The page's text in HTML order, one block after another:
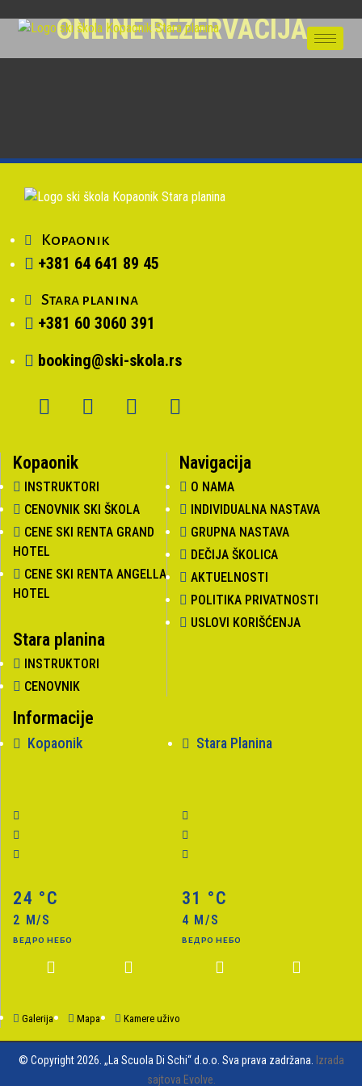
ONLINE REZERVACIJA
Kopaonik
+381 64 641 89 45
Stara planina
+381 60 3060 391
booking@ski-skola.rs
Kopaonik
INSTRUKTORI
CENOVNIK SKI ŠKOLA
CENE SKI RENTA GRAND
HOTEL
CENE SKI RENTA ANGELLA
HOTEL
Stara planina
INSTRUKTORI
CENOVNIK
Navigacija
O NAMA
INDIVIDUALNA NASTAVA
GRUPNA NASTAVA
DEČIJA ŠKOLICA
AKTUELNOSTI
POLITIKA PRIVATNOSTI
USLOVI KORIŠĆENJA
Informacije
Kopaonik
24 °C
2 M/S
ведро небо
Stara Planina
31 °C
4 M/S
ведро небо
Galerija Mapa Kamere uživo
© Copyright 2026. „La Scuola Di Schi“ d.o.o. Sva prava zadržana.
Izrada
sajtova Evolve.